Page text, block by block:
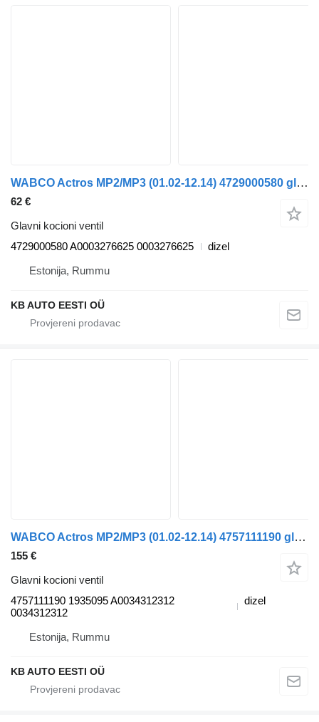
WABCO Actros MP2/MP3 (01.02-12.14) 4729000580 glavni kocioni ventil za Mercedes-Benz Actros, Axor MP1, MP2, MP3 (1996-2014) kamiona
62 €
Glavni kocioni ventil
4729000580 A0003276625 0003276625
dizel
Estonija, Rummu
KB AUTO EESTI OÜ
WABCO Actros MP2/MP3 (01.02-12.14) 4757111190 glavni kocioni ventil za Mercedes-Benz Actros, Axor MP1, MP2, MP3 (1996-2014) kamiona
155 €
Glavni kocioni ventil
4757111190 1935095 A0034312312
0034312312
dizel
Estonija, Rummu
KB AUTO EESTI OÜ